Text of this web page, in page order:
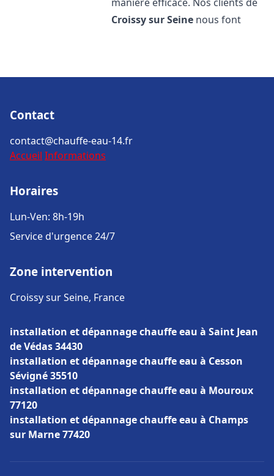
Croissy sur Seine nous font
Contact
contact@chauffe-eau-14.fr
Accueil Informations
Horaires
Lun-Ven: 8h-19h
Service d'urgence 24/7
Zone intervention
Croissy sur Seine, France
installation et dépannage chauffe eau à Saint Jean
de Védas 34430
installation et dépannage chauffe eau à Cesson
Sévigné 35510
installation et dépannage chauffe eau à Mouroux
77120
installation et dépannage chauffe eau à Champs
sur Marne 77420